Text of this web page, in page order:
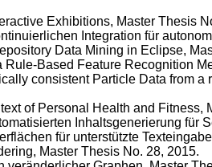
Exhibitions, Master Thesis
Integration für
Data Mining in Eclipse,
Based Feature Recognition
consistent Particle Data from
of Personal Health and Fitness,
Inhaltsgenerierung für
für unterstützte
Master Thesis No. 28, 2015.